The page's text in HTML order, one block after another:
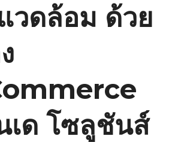
วดล้อม ด้วย
เด โซลูชันส์